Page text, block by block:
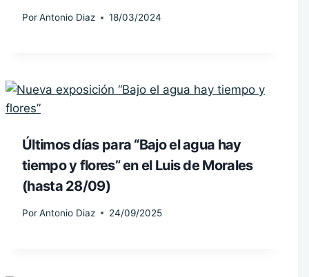
PorAntonio Diaz 18/03/2024
Últimos días para “Bajo el agua hay
tiempo y flores” en el Luis de Morales
(hasta 28/09)
PorAntonio Diaz 24/09/2025